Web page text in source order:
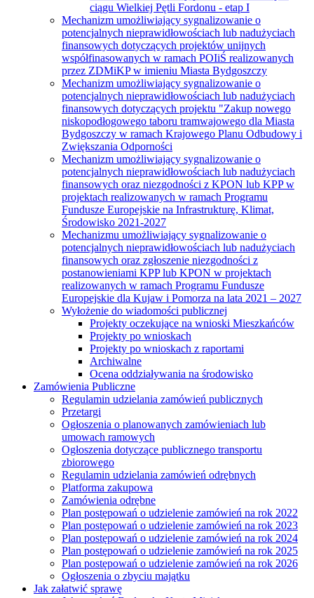
ciągu Wielkiej Pętli Fordonu - etap I
Mechanizm umożliwiający sygnalizowanie o
potencjalnych nieprawidłowościach lub nadużyciach
finansowych dotyczących projektów unijnych
współfinasowanych w ramach POIiŚ realizowanych
przez ZDMiKP w imieniu Miasta Bydgoszczy
Mechanizm umożliwiający sygnalizowanie o
potencjalnych nieprawidłowościach lub nadużyciach
finansowych dotyczących projektu "Zakup nowego
niskopodłogowego taboru tramwajowego dla Miasta
Bydgoszczy w ramach Krajowego Planu Odbudowy i
Zwiększania Odporności
Mechanizm umożliwiający sygnalizowanie o
potencjalnych nieprawidłowościach lub nadużyciach
finansowych oraz niezgodności z KPON lub KPP w
projektach realizowanych w ramach Programu
Fundusze Europejskie na Infrastrukturę, Klimat,
Środowisko 2021-2027
Mechanizmu umożliwiający sygnalizowanie o
potencjalnych nieprawidłowościach lub nadużyciach
finansowych oraz zgłoszenie niezgodności z
postanowieniami KPP lub KPON w projektach
realizowanych w ramach Programu Fundusze
Europejskie dla Kujaw i Pomorza na lata 2021 – 2027
Wyłożenie do wiadomości publicznej
Projekty oczekujące na wnioski Mieszkańców
Projekty po wnioskach
Projekty po wnioskach z raportami
Archiwalne
Ocena oddziaływania na środowisko
Zamówienia Publiczne
Regulamin udzielania zamówień publicznych
Przetargi
Ogłoszenia o planowanych zamówieniach lub
umowach ramowych
Ogłoszenia dotyczące publicznego transportu
zbiorowego
Regulamin udzielania zamówień odrębnych
Platforma zakupowa
Zamówienia odrębne
Plan postępowań o udzielenie zamówień na rok 2022
Plan postępowań o udzielenie zamówień na rok 2023
Plan postępowań o udzielenie zamówień na rok 2024
Plan postępowań o udzielenie zamówień na rok 2025
Plan postępowań o udzielenie zamówień na rok 2026
Ogłoszenia o zbyciu majątku
Jak załatwić sprawę